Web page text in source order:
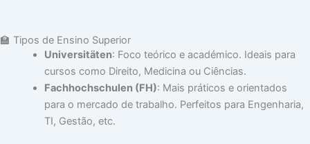
🏫 Tipos de Ensino Superior
Universitäten: Foco teórico e académico. Ideais para
cursos como Direito, Medicina ou Ciências.
Fachhochschulen (FH): Mais práticos e orientados
para o mercado de trabalho. Perfeitos para Engenharia,
TI, Gestão, etc.